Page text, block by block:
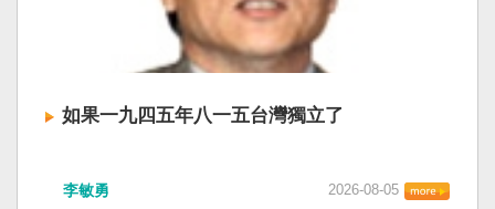
如果一九四五年八一五台灣獨立了
李敏勇 2026-08-05